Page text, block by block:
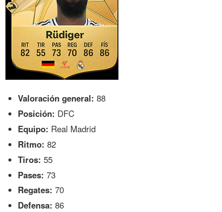
Valoración general: 88
Posición: DFC
Equipo: Real Madrid
Ritmo: 82
Tiros: 55
Pases: 73
Regates: 70
Defensa: 86